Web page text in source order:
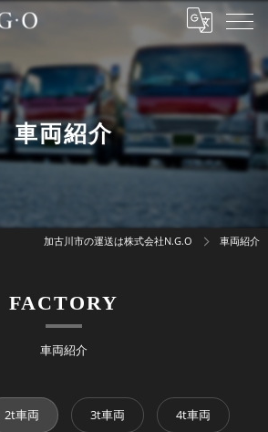
車両紹介
加古川市の運送は株式会社N.G.O 車両紹介
FACTORY
車両紹介
2t車両 3t車両 4t車両